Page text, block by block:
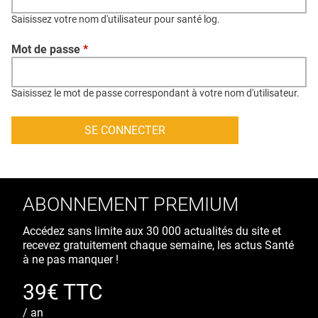
CONTACT
CRÉDITS
Saisissez votre nom d'utilisateur pour santé log.
Mot de passe *
Saisissez le mot de passe correspondant à votre nom d'utilisateur.
ABONNEMENT PREMIUM
Accédez sans limite aux 30 000 actualités du site et
recevez gratuitement chaque semaine, les actus Santé
à ne pas manquer !
39€ TTC
/ an